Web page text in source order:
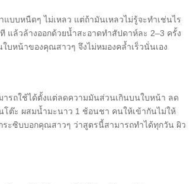
บบหนืดๆ ไม่เหลว แต่ถ้ามันเหลวไม่รู้จะทำเช่นไร
แล้วล้างออกด้วยน้ำสะอาดทำสัปดาห์ละ 2–3 ครั้ง
บหน้าของคุณสาวๆ จึงไม่หมองคล้ำเร็วนั่นเอง
ารถใช้ได้ตั้งแต่ลดความมันส่วนเกินบนใบหน้า ลด
โต๊ะ ผสมน้ำมะนาว 1 ช้อนชา คนให้เข้ากันไม่ให้
ะซิบบอกคุณสาวๆ ว่าสูตรนี้สามารถทำได้ทุกวัน ผิว